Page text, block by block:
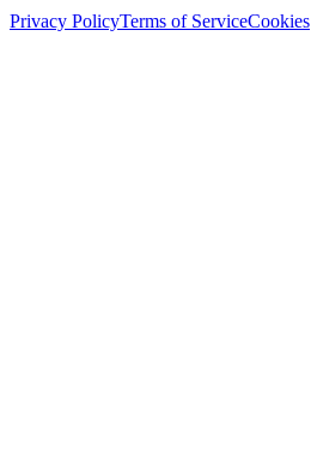
Privacy PolicyTerms of ServiceCookies